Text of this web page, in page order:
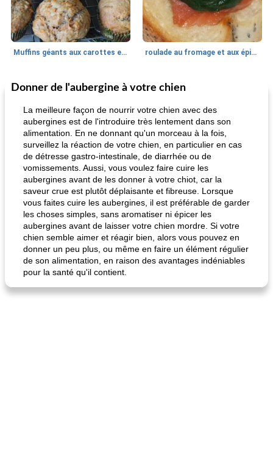
Muffins géants aux carottes et à la banane de Nif roulade au fromage et aux épinards
30min
Marques de confiance: recettes et
fiesta tostadas
Viande et volaille
le méga's jopp joes
Donner de l'aubergine à votre chien
La meilleure façon de nourrir votre chien avec des
aubergines est de l'introduire très lentement dans son
alimentation. En ne donnant qu'un morceau à la fois,
surveillez la réaction de votre chien, en particulier en cas
de détresse gastro-intestinale, de diarrhée ou de
vomissements. Aussi, vous voulez faire cuire les
aubergines avant de les donner à votre chiot, car la
saveur crue est plutôt déplaisante et fibreuse. Lorsque
vous faites cuire les aubergines, il est préférable de garder
les choses simples, sans aromatiser ni épicer les
aubergines avant de laisser votre chien mordre. Si votre
chien semble aimer et réagir bien, alors vous pouvez en
donner un peu plus, ou même en faire un élément régulier
de son alimentation, en raison des avantages indéniables
pour la santé qu'il contient.